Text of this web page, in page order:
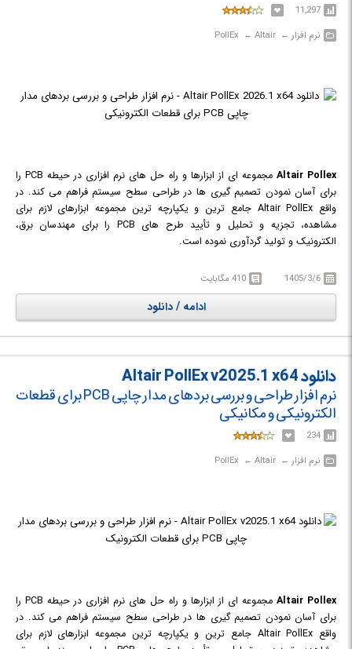
11,297
نرم افزار‎ ← ‏ Altair‎ ← ‏ PollEx
Altair Pollex
مجموعه ای از ابزارها و راه حل های نرم افزاری در حیطه PCB را
برای آسان نمودن تصمیم گیری ها در طراحی سطح سیستم فراهم می کند. در
واقع Altair PollEx جامع ترین و یکپارچه ترین مجموعه ابزارهای لازم برای
مشاهده، تجزیه و تحلیل و تأیید طرح های PCB را برای مهندسان برق،
الکترونیک و تولید گردآوری نموده است.
محصولات است و در طراحی و مهندسی محصولات و سیستم های مختلف، به یک
دید در سطح سیستم نیاز است.
PollEx یک راه حل باز است که داده ها را بی عیب و نقص بین محیط های
مختلف ECAD و شبیه سازی انتقال می دهد. در حالی که ابزارهای طراحی PCB به
طور سنتی برای مهندسین طراحی PCB در نظر گرفته شده است، مهندسین سایر
رشته ها مانند طراحی سخت افزار، ساخت و آزمایش قطعات مکانیکی و ... نیز می
از این ابزارها استفاده کنند. ابزارهای PCB Modeler ارائه شده در این مجموعه
امکان مشاهده، ویرایش، اندازه گیری عناصر طرح، پیدا کردن اشیاء، مشاهده
می کنند.
1405/3/6 410 مگابایت
ادامه / دانلود
دانلود Altair PollEx v2025.1 x64
نرم افزار طراحی و بررسی بردهای مدار چاپی PCB برای قطعات
الکترونیکی و مکانیکی
234
نرم افزار‎ ← ‏ Altair‎ ← ‏ PollEx
Altair Pollex
مجموعه ای از ابزارها و راه حل های نرم افزاری در حیطه PCB را
برای آسان نمودن تصمیم گیری ها در طراحی سطح سیستم فراهم می کند. در
واقع Altair PollEx جامع ترین و یکپارچه ترین مجموعه ابزارهای لازم برای